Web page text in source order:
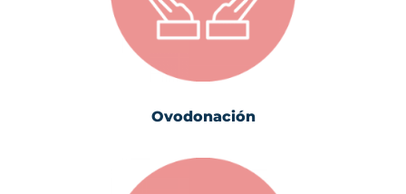
Ovodonación